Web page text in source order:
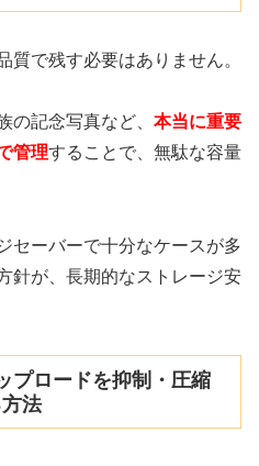
質で残す必要はありません。
の記念写真など、 本当に重要
管理することで、無駄な容量
セーバーで十分なケースが多
針が、長期的なストレージ安
プロードを抑制・圧縮
法